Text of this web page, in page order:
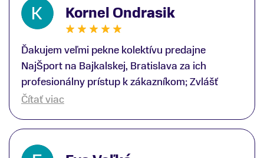
Kornel Ondrasik
Ďakujem veľmi pekne kolektívu predajne
NajŠport na Bajkalskej, Bratislava za ich
profesionálny prístup k zákazníkom; Zvlášť
ďakujem špecialistovi Martinovi Gunišovi za
lyžiarskej obuvi, ako aj prilby.. všetko značka
Atomic; Pán Martin Guniš mi svojou
Čítať viac